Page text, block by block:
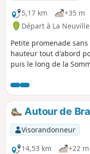
5,17 km
+35 m
Départ à La
Petite promenade
hauteur tout d'abord
puis le long de la
touristique de la Haute-
Autour de
Visorandonneur
14,53 km
+22 m